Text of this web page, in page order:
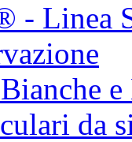
- Linea
da